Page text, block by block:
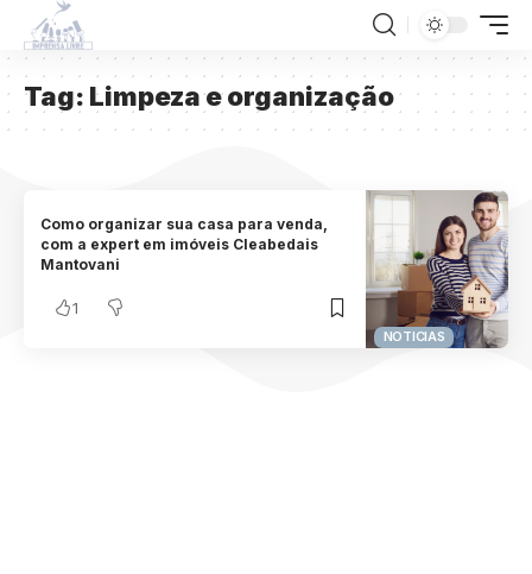
Tag: Limpeza e organização
NOTICIAS
Como organizar sua casa para venda,
com a expert em imóveis Cleabedais
Mantovani
1